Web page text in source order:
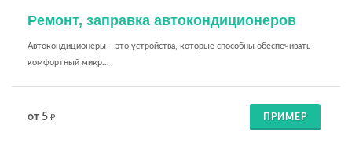
Ремонт, заправка автокондиционеров
Автокондиционеры – это устройства, которые способны обеспечивать
комфортный микр...
от 5 ₽ ПРИМЕР